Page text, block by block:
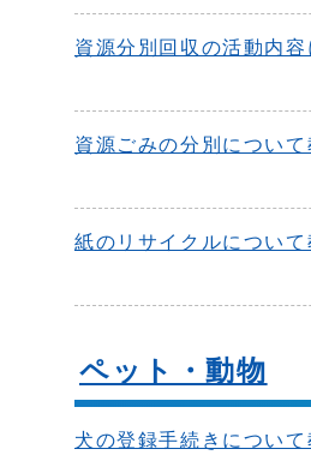
資源分別回収の活動内
資源ごみの分別につい
紙のリサイクルについ
ペット・動物
犬の登録手続きについ